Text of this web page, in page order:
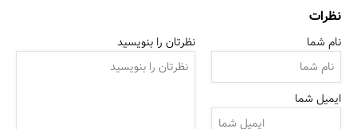
نظرات
نام شما
ایمیل شما
نظرتان را بنویسید